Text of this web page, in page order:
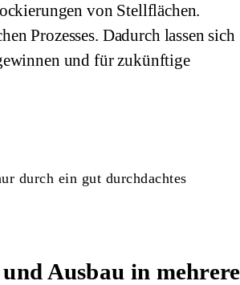
von Stellflächen.
Prozesses. Dadurch lassen sich
und für zukünftige
durch ein gut durchdachtes
Ausbau in